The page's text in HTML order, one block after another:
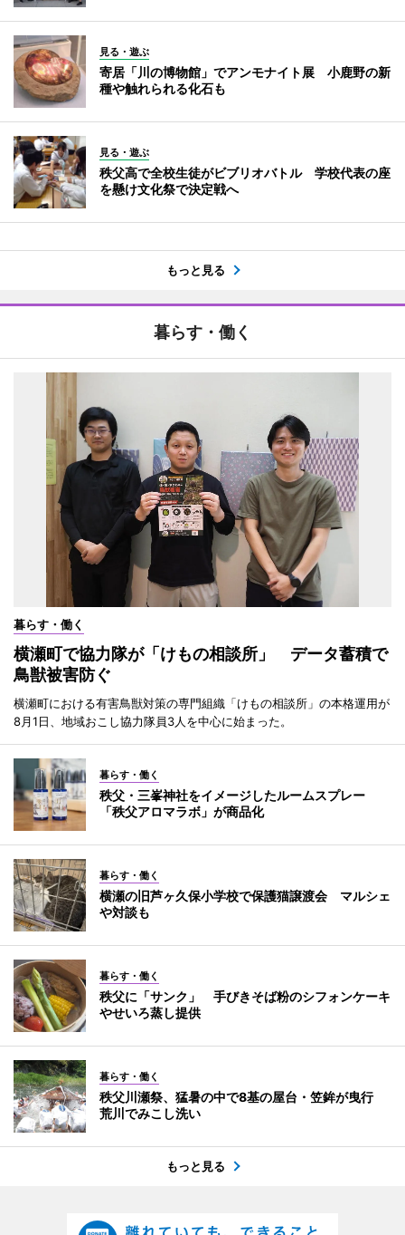
見る・遊ぶ
寄居「川の博物館」でアンモナイト展 小鹿野の新
種や触れられる化石も
見る・遊ぶ
秩父高で全校生徒がビブリオバトル 学校代表の座
を懸け文化祭で決定戦へ
もっと見る
暮らす・働く
暮らす・働く
横瀬町で協力隊が「けもの相談所」 データ蓄積で
鳥獣被害防ぐ
横瀬町における有害鳥獣対策の専門組織「けもの相談所」の本格運用が
8月1日、地域おこし協力隊員3人を中心に始まった。
暮らす・働く
秩父・三峯神社をイメージしたルームスプレー
「秩父アロマラボ」が商品化
暮らす・働く
横瀬の旧芦ヶ久保小学校で保護猫譲渡会 マルシェ
や対談も
暮らす・働く
秩父に「サンク」 手びきそば粉のシフォンケーキ
やせいろ蒸し提供
暮らす・働く
秩父川瀬祭、猛暑の中で8基の屋台・笠鉾が曳行
荒川でみこし洗い
もっと見る